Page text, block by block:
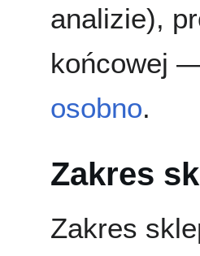
analizie),
końcowej
osobno.
Zakres
Zakres